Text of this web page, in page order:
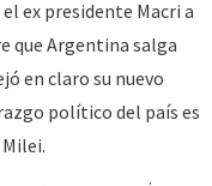
ex presidente Macri a
que Argentina salga
en claro su nuevo
político del país es